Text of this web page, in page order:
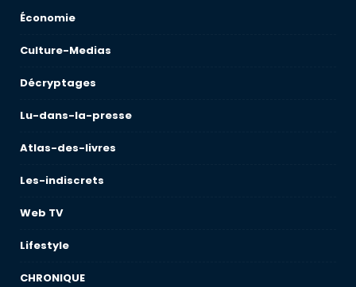
Économie
Culture-Medias
Décryptages
Lu-dans-la-presse
Atlas-des-livres
Les-indiscrets
Web TV
Lifestyle
CHRONIQUE